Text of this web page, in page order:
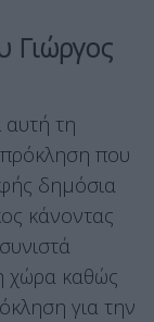
Γιώργος
αυτή τη
που
δημόσια
κάνοντας
χώρα καθώς
για την